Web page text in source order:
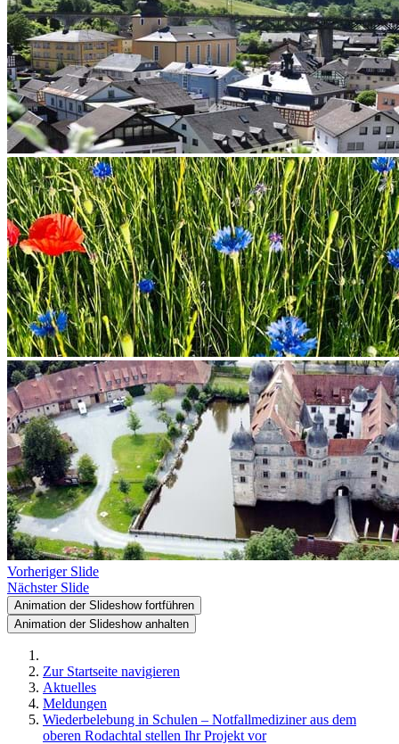
Vorheriger Slide
Nächster Slide
Animation der Slideshow fortführen
Animation der Slideshow anhalten
Zur Startseite navigieren
Aktuelles
Meldungen
Wiederbelebung in Schulen – Notfallmediziner aus dem
oberen Rodachtal stellen Ihr Projekt vor